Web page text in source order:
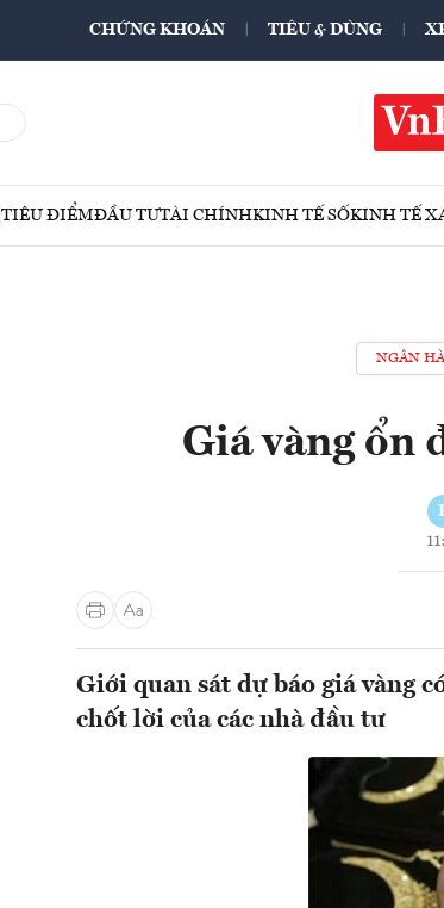
CHỨNG KHOÁN TIÊU & DÙNG
TIÊU ĐIỂMĐẦU TƯTÀI CHÍNHKINH TẾ SỐKINH TẾ
NGÂN
Giá vàng ổn
Giới quan sát dự báo giá vàng
chốt lời của các nhà đầu tư